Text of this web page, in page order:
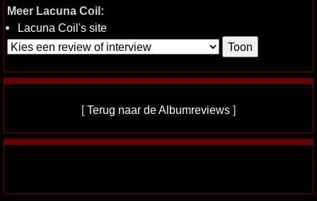
Meer Lacuna Coil:
Lacuna Coil's site
[Terug naar de Albumreviews ]